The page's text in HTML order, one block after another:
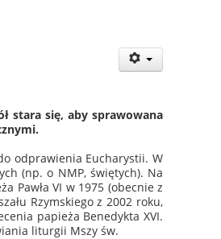
stara się, aby sprawowana
odprawienia Eucharystii. W
(np. o NMP, świętych). Na
Pawła VI w 1975 (obecnie z
Rzymskiego z 2002 roku,
papieża Benedykta XVI.
liturgii Mszy św.